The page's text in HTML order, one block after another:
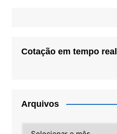
Cotação em tempo real
Arquivos